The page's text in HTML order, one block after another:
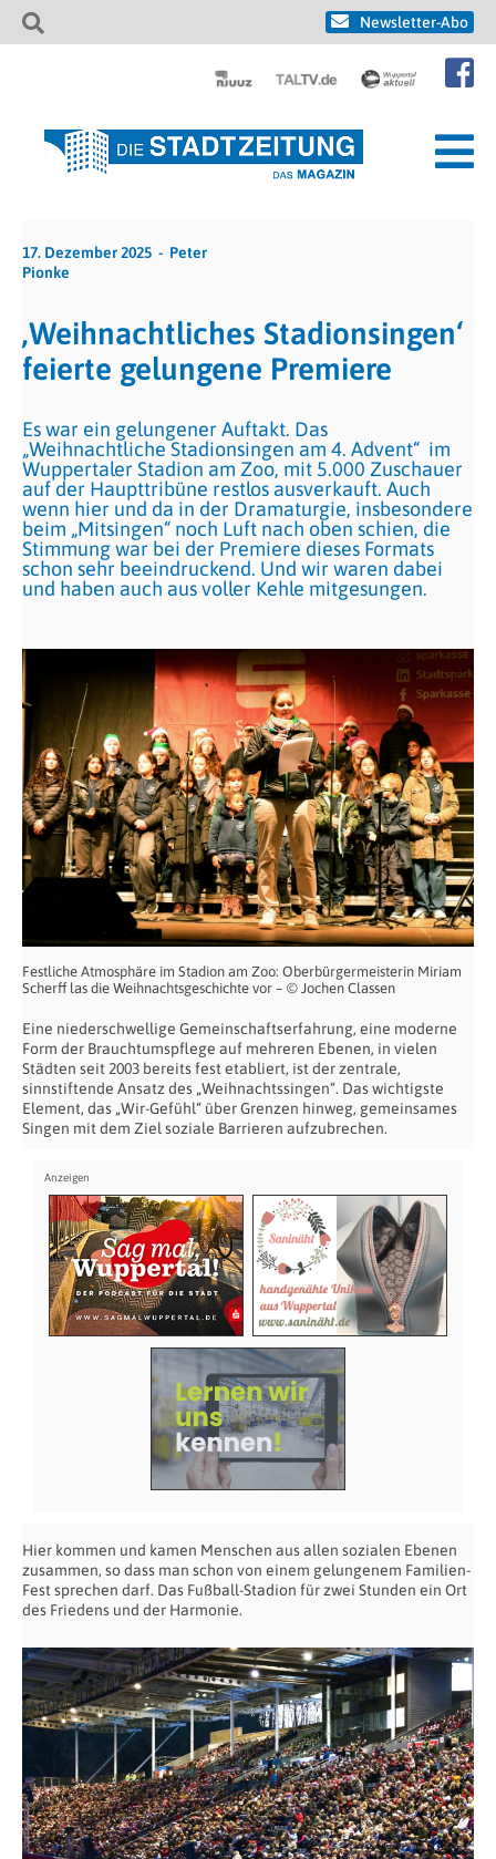
Newsletter-Abo
17. Dezember 2025
Peter
Pionke
‚Weihnachtliches Stadionsingen‘
feierte gelungene Premiere
Es war ein gelungener Auftakt. Das
„Weihnachtliche Stadionsingen am 4. Advent“ im
Wuppertaler Stadion am Zoo, mit 5.000 Zuschauer
auf der Haupttribüne restlos ausverkauft. Auch
wenn hier und da in der Dramaturgie, insbesondere
beim „Mitsingen“ noch Luft nach oben schien, die
Stimmung war bei der Premiere dieses Formats
schon sehr beeindruckend. Und wir waren dabei
und haben auch aus voller Kehle mitgesungen.
Festliche Atmosphäre im Stadion am Zoo: Oberbürgermeisterin Miriam
Scherff las die Weihnachtsgeschichte vor – © Jochen Classen
Eine niederschwellige Gemeinschaftserfahrung, eine moderne
Form der Brauchtumspflege auf mehreren Ebenen, in vielen
Städten seit 2003 bereits fest etabliert, ist der zentrale,
sinnstiftende Ansatz des „Weihnachtssingen“. Das wichtigste
Element, das „Wir-Gefühl“ über Grenzen hinweg, gemeinsames
Singen mit dem Ziel soziale Barrieren aufzubrechen.
Hier kommen und kamen Menschen aus allen sozialen Ebenen
zusammen, so dass man schon von einem gelungenem Familien-
Fest sprechen darf. Das Fußball-Stadion für zwei Stunden ein Ort
des Friedens und der Harmonie.